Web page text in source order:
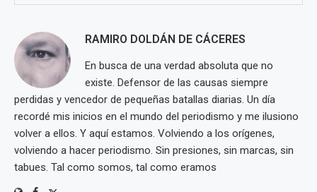
RAMIRO DOLDÁN DE CÁCERES
En busca de una verdad absoluta que no
existe. Defensor de las causas siempre
perdidas y vencedor de pequeñas batallas diarias. Un día
recordé mis inicios en el mundo del periodismo y me ilusiono
volver a ellos. Y aquí estamos. Volviendo a los orígenes,
volviendo a hacer periodismo. Sin presiones, sin marcas, sin
tabues. Tal como somos, tal como eramos